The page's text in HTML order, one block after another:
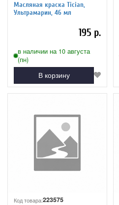
Масляная краска Tician,
Ультрамарин, 46 мл
195 р.
в наличии на 10 августа
(пн)
В корзину
Код товара:223575